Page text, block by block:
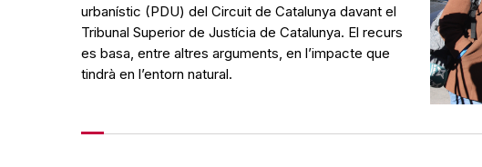
urbanístic (PDU) del Circuit de Catalunya davant el
Tribunal Superior de Justícia de Catalunya. El recurs
es basa, entre altres arguments, en l’impacte que
tindrà en l’entorn natural.